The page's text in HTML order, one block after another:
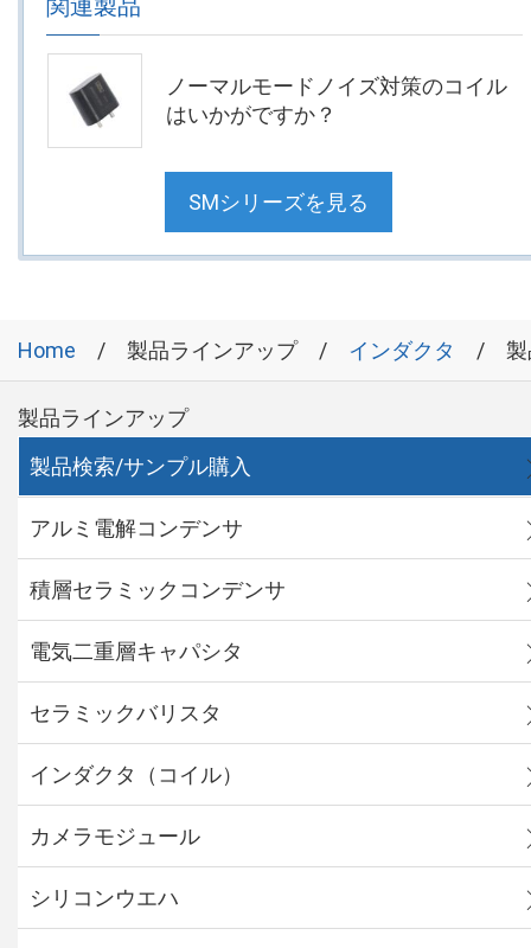
関連製品
ノーマルモードノイズ対策のコイル
はいかがですか？
SMシリーズを見る
Home 製品ラインアップ インダクタ
製品ラインアップ
製品検索/サンプル購入
アルミ電解コンデンサ
積層セラミックコンデンサ
電気二重層キャパシタ
セラミックバリスタ
インダクタ（コイル）
カメラモジュール
シリコンウエハ